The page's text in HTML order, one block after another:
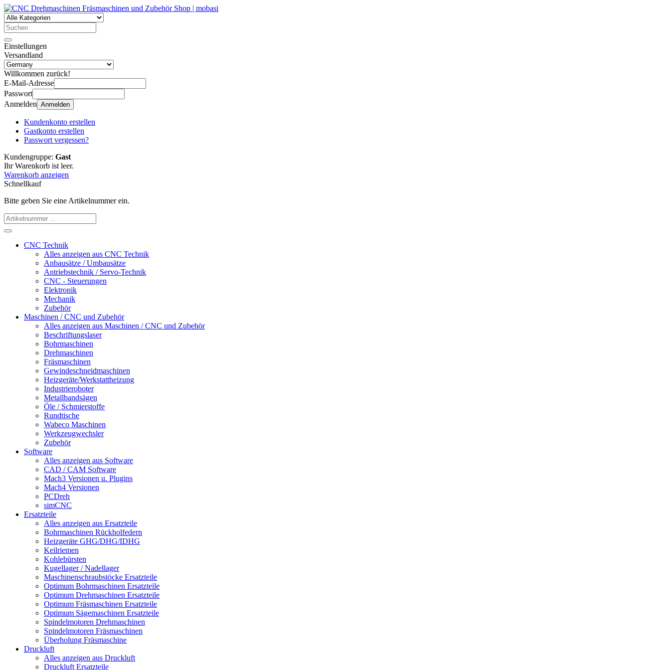
Einstellungen
Versandland
Willkommen zurück!
E-Mail-Adresse
Passwort
Anmelden Anmelden
Kundenkonto erstellen
Gastkonto erstellen
Passwort vergessen?
Kundengruppe: Gast
Ihr Warenkorb ist leer.
Warenkorb anzeigen
Schnellkauf
Bitte geben Sie eine Artikelnummer ein.
CNC Technik
Alles anzeigen aus CNC Technik
Anbausätze / Umbausätze
Antriebstechnik / Servo-Technik
CNC - Steuerungen
Elektronik
Mechanik
Zubehör
Maschinen / CNC und Zubehör
Alles anzeigen aus Maschinen / CNC und Zubehör
Beschriftungslaser
Bohrmaschinen
Drehmaschinen
Fräsmaschinen
Gewindeschneidmaschinen
Heizgeräte/Werkstattheizung
Industrieroboter
Metallbandsägen
Öle / Schmierstoffe
Rundtische
Wabeco Maschinen
Werkzeugwechsler
Zubehör
Software
Alles anzeigen aus Software
CAD / CAM Software
Mach3 Versionen u. Plugins
Mach4 Versionen
PCDreh
simCNC
Ersatzteile
Alles anzeigen aus Ersatzteile
Bohrmaschinen Rückholfedern
Heizgeräte GHG/DHG/IDHG
Keilriemen
Kohlebürsten
Kugellager / Nadellager
Maschinenschraubstöcke Ersatzteile
Optimum Bohrmaschinen Ersatzteile
Optimum Drehmaschinen Ersatzteile
Optimum Fräsmaschinen Ersatzteile
Optimum Sägemaschinen Ersatzteile
Spindelmotoren Drehmaschinen
Spindelmotoren Fräsmaschinen
Überholung Fräsmaschine
Druckluft
Alles anzeigen aus Druckluft
Druckluft Ersatzteile